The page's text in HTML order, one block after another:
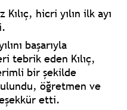
hicri yılın ilk ayı
başarıyla
tebrik eden Kılıç,
bir şekilde
öğretmen ve
etti.